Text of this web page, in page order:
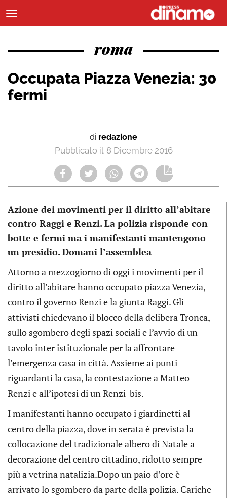
roma
Occupata Piazza Venezia: 30
fermi
di redazione
8 Dicembre 2016
Azione dei movimenti per il diritto all’abitare
contro Raggi e Renzi. La polizia risponde con
botte e fermi ma i manifestanti mantengono
un presidio. Domani l’assemblea
Attorno a mezzogiorno di oggi i movimenti per il
diritto all’abitare hanno occupato piazza Venezia,
contro il governo Renzi e la giunta Raggi. Gli
attivisti chiedevano il blocco della delibera Tronca,
sullo sgombero degli spazi sociali e l’avvio di un
tavolo inter istituzionale per la affrontare
l’emergenza casa in città. Assieme ai punti
riguardanti la casa, la contestazione a Matteo
Renzi e all’ipotesi di un Renzi-bis.
I manifestanti hanno occupato i giardinetti al
centro della piazza, dove in serata è prevista la
collocazione del tradizionale albero di Natale a
decorazione del centro cittadino, ridotto sempre
più a vetrina natalizia.Dopo un paio d’ore è
arrivato lo sgombero da parte della polizia. Cariche